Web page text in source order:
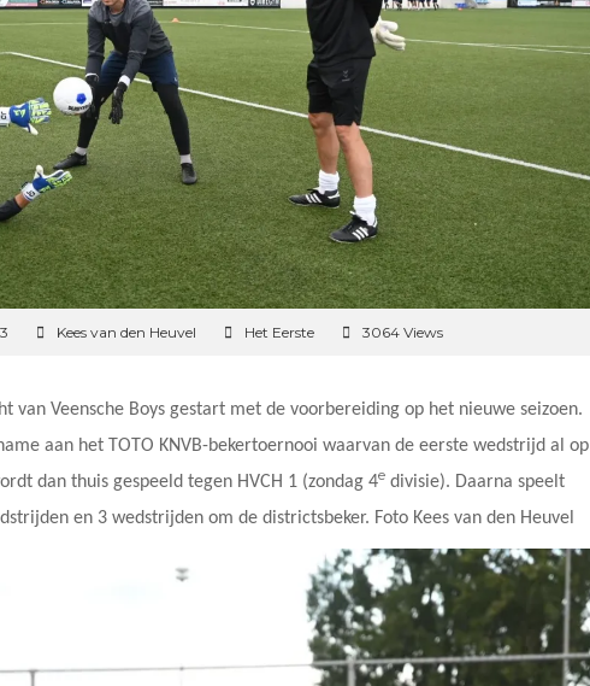
Kees van den Heuvel Het Eerste 3064 Views
van Veensche Boys gestart met de voorbereiding op het nieuwe seizoen.
aan het TOTO KNVB-bekertoernooi waarvan de eerste wedstrijd al op
dan thuis gespeeld tegen HVCH 1 (zondag 4e divisie). Daarna speelt
en 3 wedstrijden om de districtsbeker. Foto Kees van den Heuvel